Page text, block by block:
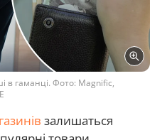
в гаманці. Фото: Magnific,
залишаться